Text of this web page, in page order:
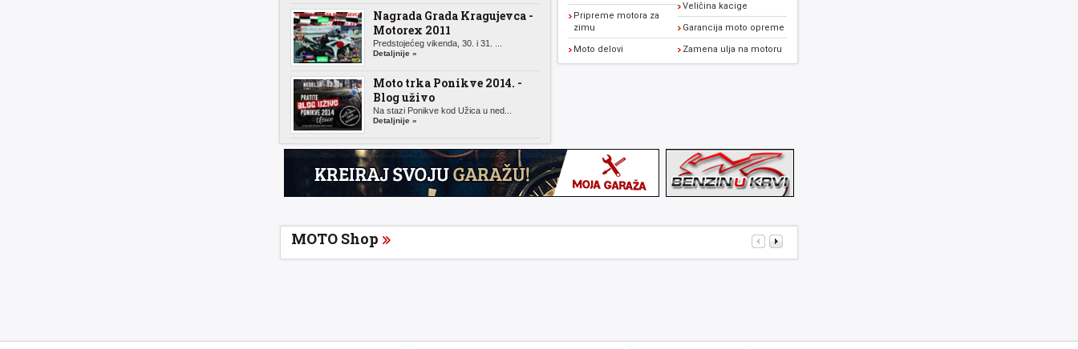
Nagrada Grada Kragujevca -
Motorex 2011
Predstojećeg vikenda, 30. i 31. ...
Detaljnije »
Moto trka Ponikve 2014. -
Blog uživo
Na stazi Ponikve kod Užica u ned...
Detaljnije »
Pripreme motora za
zimu
Moto delovi
Veličina kacige
Garancija moto opreme
Zamena ulja na motoru
MOTO Shop